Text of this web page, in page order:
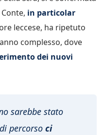
in particolar
leccese, ha ripetuto
complesso, dove
dei nuovi
sarebbe stato
percorso ci